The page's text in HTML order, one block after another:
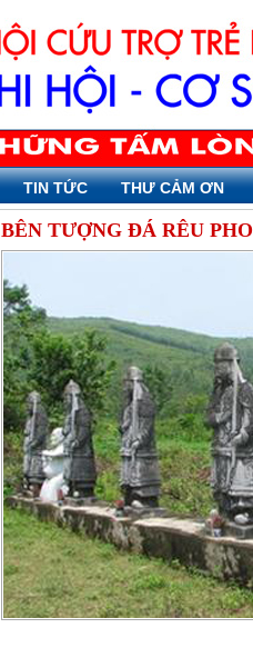
TIN TỨC THƯ CẢM ƠN
BÊN TƯỢNG ĐÁ RÊU